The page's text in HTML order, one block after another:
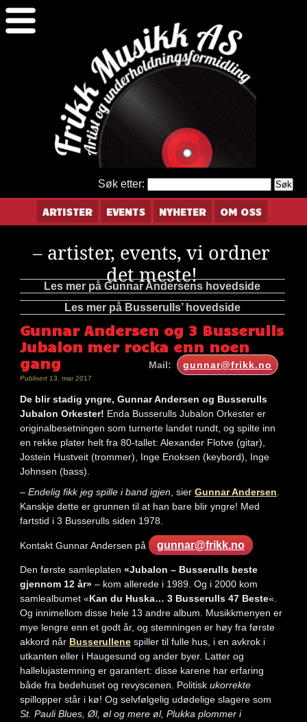
Søk etter:
ARTISTER EVENTS NYHETER OM OSS
– artister, events, vi ordner
det meste!
Les mer på Gunnar Andersens hovedside
Les mer på Busserulls’ hovedside
Gunnar Andersen og 3 Busserulls
Jubalon mer rocka enn noen
gang
gunnar@frikk.no
Mail:
Publisert13. mar 2017
De blir stadig yngre, Gunnar Andersen og Busserulls
Jubalon Orkester! Enda Busserulls Jubalon Orkester er
originalbesetningen som turnerte landet rundt, og spilte inn
en rekke plater helt fra 80-tallet: Alexander Flotve (gitar),
Jostein Hustveit (trommer), Inge Enoksen (keybord), Inge
Johnsen (bass).
– Endelig fikk jeg spille i band igjen, sier Gunnar Andersen.
Kanskje dette er grunnen til at han bare blir yngre! Med
fartstid i 3 Busserulls siden 1978.
Kontakt Gunnar Andersen på gunnar@frikk.no
Den første samleplaten «Jubalon – Busserulls beste
gjennom 12 år» – kom allerede i 1989. Og i 2000 kom
samlealbumet «Kan du Huska… 3 Busserulls 47 Beste«.
Og innimellom disse hele 13 andre album. Musikkmenyen er
mye lengre enn et godt år, og stemningen er høy fra første
akkord når Busserullenespiller til fulle hus, i en avkrok i
utkanten eller i Haugesund og ander byer. Latter og
hallelujastemning er garantert: disse karene har erfaring
både fra bedehuset og revyscenen. Politisk ukorrekte
spillopper står i kø! Og selvfølgelig udødelige slagere som
St. Pauli Blues, Øl, øl og mere øl, Plukka plommer i